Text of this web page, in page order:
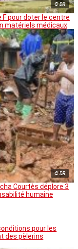
© DR
F pour doter le centre
matériels médicaux
© DR
Courtès déplore 3
humaine
pour les
des pèlerins